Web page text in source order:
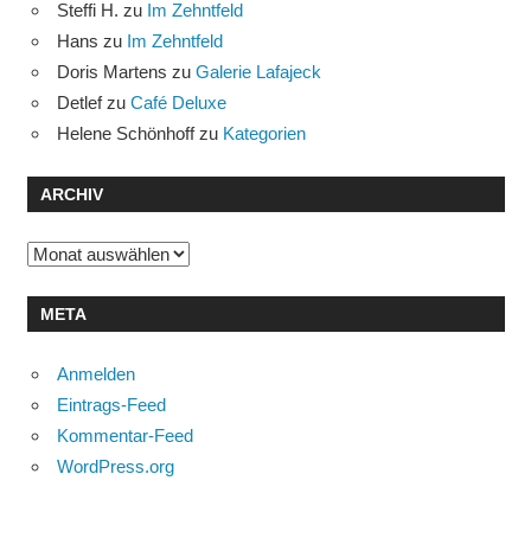
Steffi H. zu Im Zehntfeld
Hans zu Im Zehntfeld
Doris Martens zu Galerie Lafajeck
Detlefzu Café Deluxe
Helene Schönhoffzu Kategorien
ARCHIV
Archiv
META
Anmelden
Eintrags-Feed
Kommentar-Feed
WordPress.org